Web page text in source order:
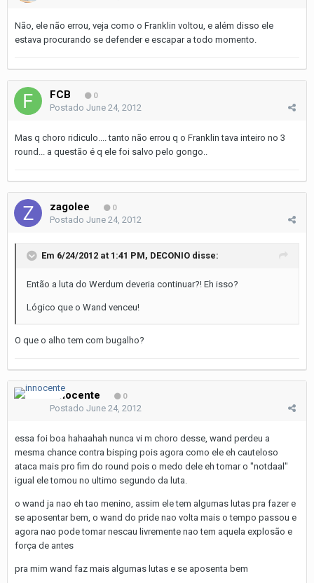
Não, ele não errou, veja como o Franklin voltou, e além disso ele
estava procurando se defender e escapar a todo momento.
FCB 0
Postado June 24, 2012
Mas q choro ridiculo.... tanto não errou q o Franklin tava inteiro no 3
round... a questão é q ele foi salvo pelo gongo..
zagolee 0
Postado June 24, 2012
Em 6/24/2012 at 1:41 PM, DECONIO disse:
Então a luta do Werdum deveria continuar?! Eh isso?
Lógico que o Wand venceu!
O que o alho tem com bugalho?
innocente 0
Postado June 24, 2012
essa foi boa hahaahah nunca vi m choro desse, wand perdeu a
mesma chance contra bisping pois agora como ele eh cauteloso
ataca mais pro fim do round pois o medo dele eh tomar o "notdaal"
igual ele tomou no ultimo segundo da luta.
o wand ja nao eh tao menino, assim ele tem algumas lutas pra fazer e
se aposentar bem, o wand do pride nao volta mais o tempo passou e
agora nao pode tomar nescau livremente nao tem aquela explosão e
força de antes
pra mim wand faz mais algumas lutas e se aposenta bem